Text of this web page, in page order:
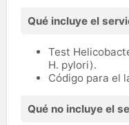
Qué incluye el
Test
H. pylori).
Código para el
Qué no incluye el